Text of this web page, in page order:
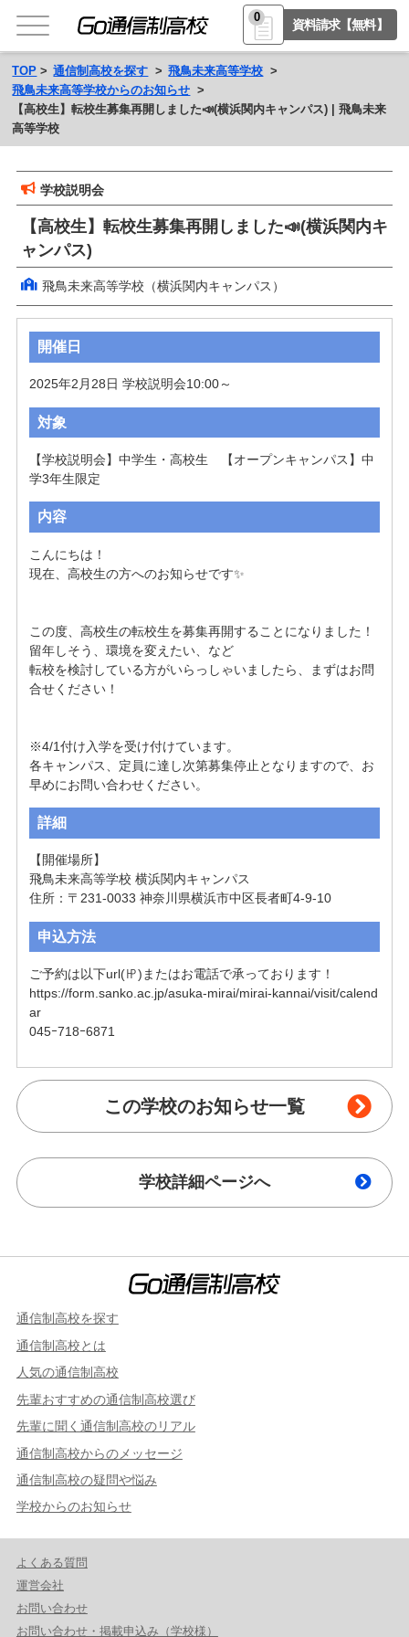
0
資料請求【無料】
TOP 通信制高校を探す
飛鳥未来高等学校
飛鳥未来高等学校からのお知らせ
【高校生】転校生募集再開しました📣(横浜関内キャンパス) | 飛鳥未来
高等学校
学校説明会
【高校生】転校生募集再開しました📣(横浜関内キ
ャンパス)
飛鳥未来高等学校（横浜関内キャンパス）
開催日
2025年2月28日 学校説明会10:00～
対象
【学校説明会】中学生・高校生　【オープンキャンパス】中
学3年生限定
内容
こんにちは！
現在、高校生の方へのお知らせです✨
この度、高校生の転校生を募集再開することになりました！
留年しそう、環境を変えたい、など
転校を検討している方がいらっしゃいましたら、まずはお問
合せください！
※4/1付け入学を受け付けています。
各キャンパス、定員に達し次第募集停止となりますので、お
早めにお問い合わせください。
詳細
【開催場所】
飛鳥未来高等学校 横浜関内キャンパス
住所：〒231-0033 神奈川県横浜市中区長者町4-9-10
申込方法
ご予約は以下url(㏋)またはお電話で承っております！
https://form.sanko.ac.jp/asuka-mirai/mirai-kannai/visit/calend
ar
045ｰ718ｰ6871
この学校のお知らせ一覧
学校詳細ページへ
通信制高校を探す
通信制高校とは
人気の通信制高校
先輩おすすめの通信制高校選び
先輩に聞く通信制高校のリアル
通信制高校からのメッセージ
通信制高校の疑問や悩み
学校からのお知らせ
よくある質問
運営会社
お問い合わせ
お問い合わせ・掲載申込み（学校様）